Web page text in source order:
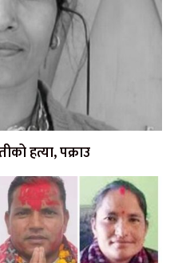
हत्या, पक्राउ